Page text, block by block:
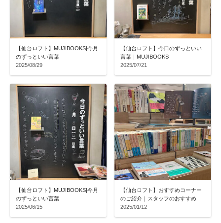
【仙台ロフト】MUJIBOOKS|今月
のずっといい言葉
2025/08/29
【仙台ロフト】今日のずっといい
言葉｜MUJIBOOKS
2025/07/21
【仙台ロフト】MUJIBOOKS|今月
のずっといい言葉
2025/06/15
【仙台ロフト】おすすめコーナー
のご紹介｜スタッフのおすすめ
2025/01/12